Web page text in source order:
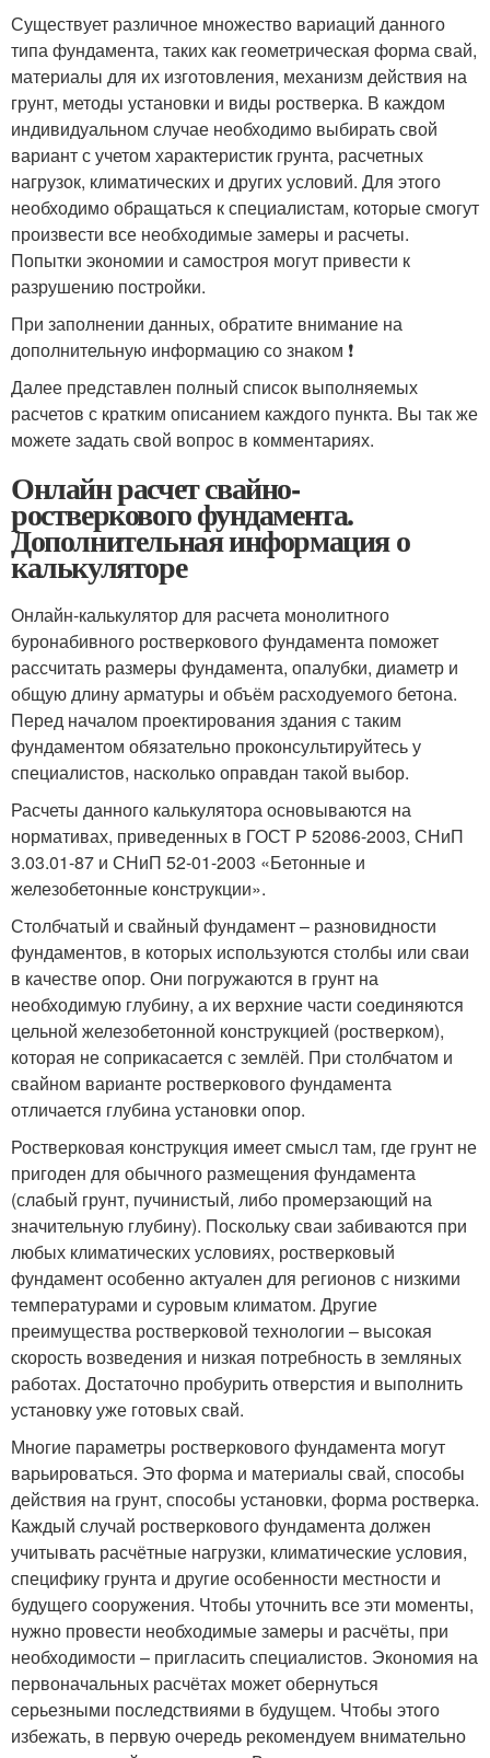
Существует различное множество вариаций данного
типа фундамента, таких как геометрическая форма свай,
материалы для их изготовления, механизм действия на
грунт, методы установки и виды ростверка. В каждом
индивидуальном случае необходимо выбирать свой
вариант с учетом характеристик грунта, расчетных
нагрузок, климатических и других условий. Для этого
необходимо обращаться к специалистам, которые смогут
произвести все необходимые замеры и расчеты.
Попытки экономии и самостроя могут привести к
разрушению постройки.
При заполнении данных, обратите внимание на
дополнительную информацию со знаком ❗
Далее представлен полный список выполняемых
расчетов с кратким описанием каждого пункта. Вы так же
можете задать свой вопрос в комментариях.
Онлайн расчет свайно-
ростверкового фундамента.
Дополнительная информация о
калькуляторе
Онлайн-калькулятор для расчета монолитного
буронабивного ростверкового фундамента поможет
рассчитать размеры фундамента, опалубки, диаметр и
общую длину арматуры и объём расходуемого бетона.
Перед началом проектирования здания с таким
фундаментом обязательно проконсультируйтесь у
специалистов, насколько оправдан такой выбор.
Расчеты данного калькулятора основываются на
нормативах, приведенных в ГОСТ Р 52086-2003, СНиП
3.03.01-87 и СНиП 52-01-2003 «Бетонные и
железобетонные конструкции».
Столбчатый и свайный фундамент – разновидности
фундаментов, в которых используются столбы или сваи
в качестве опор. Они погружаются в грунт на
необходимую глубину, а их верхние части соединяются
цельной железобетонной конструкцией (ростверком),
которая не соприкасается с землёй. При столбчатом и
свайном варианте ростверкового фундамента
отличается глубина установки опор.
Ростверковая конструкция имеет смысл там, где грунт не
пригоден для обычного размещения фундамента
(слабый грунт, пучинистый, либо промерзающий на
значительную глубину). Поскольку сваи забиваются при
любых климатических условиях, ростверковый
фундамент особенно актуален для регионов с низкими
температурами и суровым климатом. Другие
преимущества ростверковой технологии – высокая
скорость возведения и низкая потребность в земляных
работах. Достаточно пробурить отверстия и выполнить
установку уже готовых свай.
Многие параметры ростверкового фундамента могут
варьироваться. Это форма и материалы свай, способы
действия на грунт, способы установки, форма ростверка.
Каждый случай ростверкового фундамента должен
учитывать расчётные нагрузки, климатические условия,
специфику грунта и другие особенности местности и
будущего сооружения. Чтобы уточнить все эти моменты,
нужно провести необходимые замеры и расчёты, при
необходимости – пригласить специалистов. Экономия на
первоначальных расчётах может обернуться
серьезными последствиями в будущем. Чтобы этого
избежать, в первую очередь рекомендуем внимательно